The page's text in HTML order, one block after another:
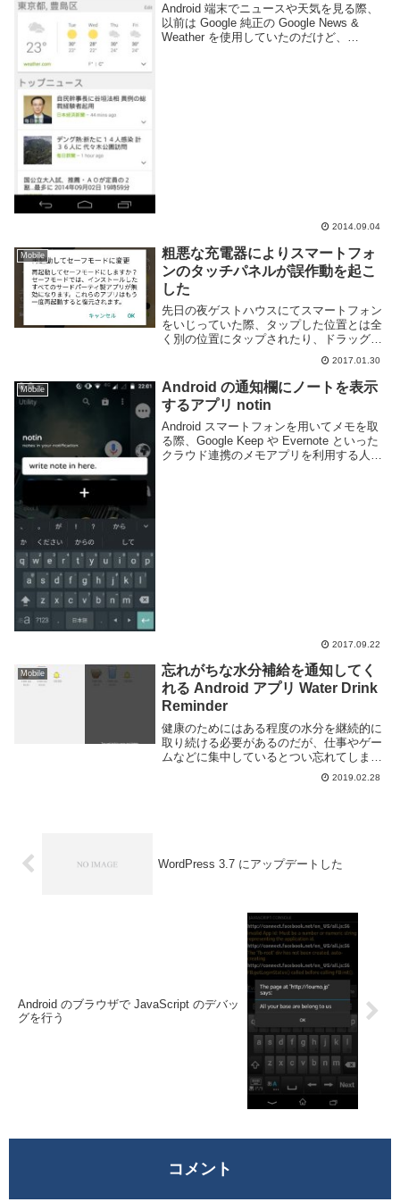
Android 端末でニュースや天気を見る際、
以前は Google 純正の Google News &
Weather を使用していたのだけど、
2014.09.04
Mobile
粗悪な充電器によりスマートフォ
ンのタッチパネルが誤作動を起こ
した
先日の夜ゲストハウスにてスマートフォン
をいじっていた際、タップした位置とは全
く別の位置にタップされたり、ドラッグ中
にそれとは別の反応があったりとタッチ操
作に関する不具合が発生した。まともに文
章を書く事すらできないレベルで誤作動が
発生していた...
2017.01.30
Mobile
Android の通知欄にノートを表示
するアプリ notin
Android スマートフォンを用いてメモを取
る際、Google Keep や Evernote といった
クラウド連携のメモアプリを利用する人は
2017.09.22
Mobile
忘れがちな水分補給を通知してく
れる Android アプリ Water Drink
Reminder
健康のためにはある程度の水分を継続的に
取り続ける必要があるのだが、仕事やゲー
ムなどに集中しているとつい忘れてしまう
事も多い。自分も数時間以上座りっぱなし
で水分も取らずに作業などしている事があ
2019.02.28
WordPress 3.7 にアップデートした
Android のブラウザで JavaScript のデバッ
グを行う
コメント